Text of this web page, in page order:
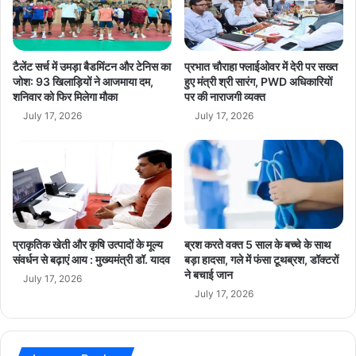
कोई समझौता नहीं होगा। आने वाले दिनों में इस मामले की सुनवाई और कार्रवाई
प्रदेश की संवेदनशीलता और न्याय व्यवस्था की परीक्षा होगी।
breaking news Child Shelter Case
High Court Order hindi news
indore news latest news
madhya pradesh news mp news
PIL News today news Ujjain News
ज
लि
र्वो
च्च
स
म्मा
न
:
इ
ज
रा
य
ल
रि
श्तों
या
टैलेंट सर्च में उमड़ा बैडमिंटन और टेनिस का
जोश: 93 खिलाड़ियों ने आजमाया दम,
शनिवार को फिर मिलेगा मौका
July 17, 2026
प्रभात चौराहा फ्लाईओवर में देरी पर सख्त
हुए मंत्री श्री सारंग, PWD अधिकारियों
पर की नाराजगी व्यक्त
July 17, 2026
प्राकृतिक खेती और कृषि उत्पादों के मूल्य
संवर्धन से बढ़ाएं आय : मुख्यमंत्री डॉ. यादव
July 17, 2026
ब्रश करते वक्त 5 साल के बच्चे के साथ
बड़ा हादसा, गले में फंसा टूथब्रश, डॉक्टरों
ने बचाई जान
July 17, 2026